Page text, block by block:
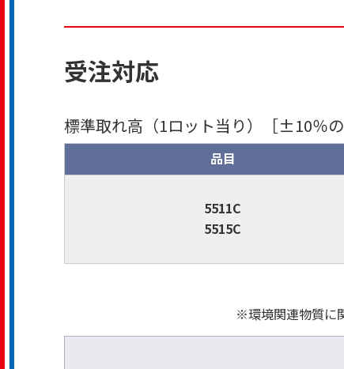
受注対応
標準取れ高（1ロット当り）［±10％の
品目
5511C
5515C
※環境関連物質に